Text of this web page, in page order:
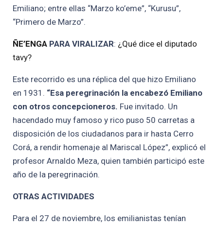
Emiliano; entre ellas “Marzo ko’eme”, “Kurusu”,
“Primero de Marzo”.
ÑE’ENGAPARA VIRALIZAR: ¿Qué dice el diputado
tavy?
Este recorrido es una réplica del que hizo Emiliano
en 1931. “Esa peregrinación la encabezó Emiliano
con otros concepcioneros. Fue invitado. Un
hacendado muy famoso y rico puso 50 carretas a
disposición de los ciudadanos para ir hasta Cerro
Corá, a rendir homenaje al Mariscal López”, explicó el
profesor Arnaldo Meza, quien también participó este
año de la peregrinación.
OTRAS ACTIVIDADES
Para el 27 de noviembre, los emilianistas tenían